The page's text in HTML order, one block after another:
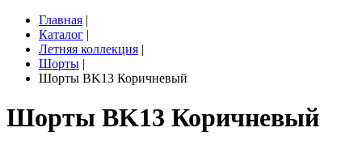
Главная |
Каталог |
Летняя коллекция |
Шорты |
Шорты BK13 Коричневый
Шорты BK13 Коричневый